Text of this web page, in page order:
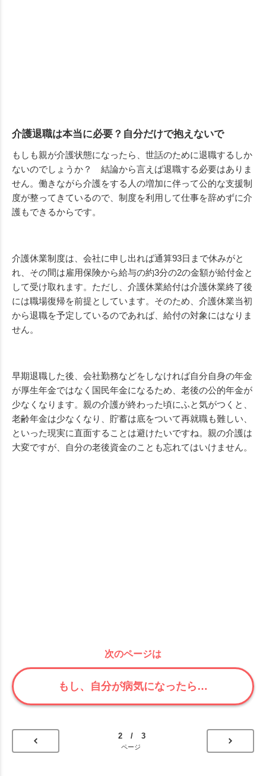
介護退職は本当に必要？自分だけで抱えないで
もしも親が介護状態になったら、世話のために退職するしか
ないのでしょうか？ 結論から言えば退職する必要はありま
せん。働きながら介護をする人の増加に伴って公的な支援制
度が整ってきているので、制度を利用して仕事を辞めずに介
護もできるからです。
介護休業制度は、会社に申し出れば通算93日まで休みがと
れ、その間は雇用保険から給与の約3分の2の金額が給付金と
して受け取れます。ただし、介護休業給付は介護休業終了後
には職場復帰を前提としています。そのため、介護休業当初
から退職を予定しているのであれば、給付の対象にはなりま
せん。
早期退職した後、会社勤務などをしなければ自分自身の年金
が厚生年金ではなく国民年金になるため、老後の公的年金が
少なくなります。親の介護が終わった頃にふと気がつくと、
老齢年金は少なくなり、貯蓄は底をついて再就職も難しい、
といった現実に直面することは避けたいですね。親の介護は
大変ですが、自分の老後資金のことも忘れてはいけません。
次のページは
もし、自分が病気になったら…
2 / 3
ページ